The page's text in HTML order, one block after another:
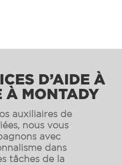
D’AIDE À
À MONTADY
auxiliaires de
nous vous
avec
dans
tâches de la